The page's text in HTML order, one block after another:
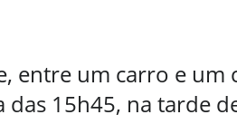
entre um carro e um
15h45, na tarde